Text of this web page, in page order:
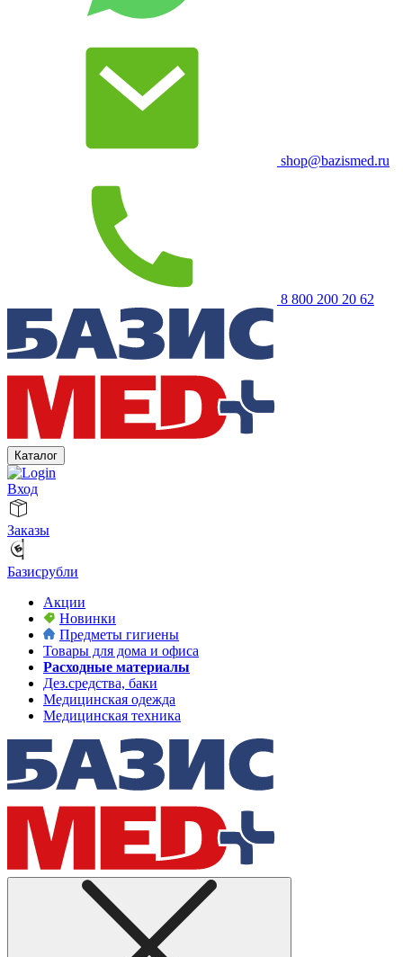
shop@bazismed.ru
8 800 200 20 62
Каталог
Вход
Заказы
Базисрубли
Акции
Новинки
Предметы гигиены
Товары для дома и офиса
Расходные материалы
Дез.средства, баки
Медицинская одежда
Медицинская техника